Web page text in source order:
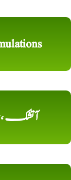
آتشک